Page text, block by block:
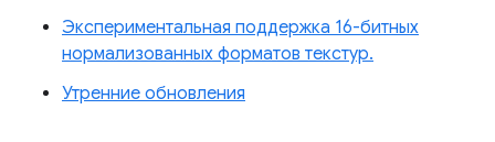
Экспериментальная поддержка 16-битных
нормализованных форматов текстур.
Утренние обновления